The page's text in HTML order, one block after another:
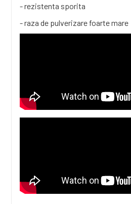
- rezistenta sporita
- raza de pulverizare foarte mare